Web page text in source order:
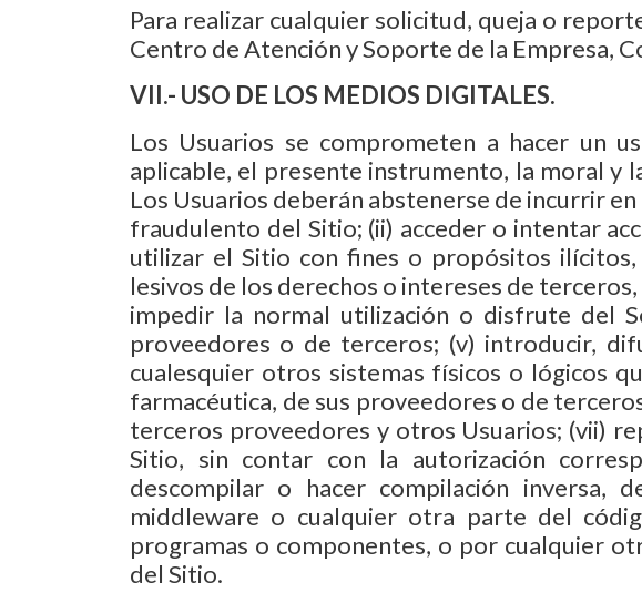
Para realizar cualquier solicitud, queja o
Centro de Atención y Soporte de la Empresa,
VII.- USO DE LOS MEDIOS DIGITALES.
Los Usuarios se comprometen a hacer un
aplicable, el presente instrumento, la moral y
Los Usuarios deberán abstenerse de incurrir
fraudulento del Sitio; (ii) acceder o intentar
utilizar el Sitio con fines o propósitos
lesivos de los derechos o intereses de
impedir la normal utilización o disfrute del
proveedores o de terceros; (v) introducir,
cualesquier otros sistemas físicos o lógicos
farmacéutica, de sus proveedores o de
terceros proveedores y otros Usuarios; (vii)
Sitio, sin contar con la autorización
descompilar o hacer compilación inversa,
middleware o cualquier otra parte del
programas o componentes, o por cualquier
del Sitio.